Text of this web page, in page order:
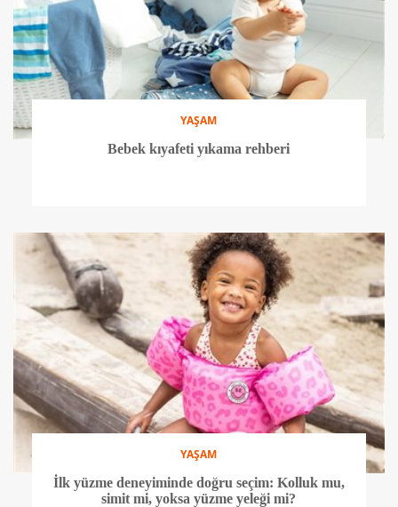
YAŞAM
Bebek kıyafeti yıkama rehberi
YAŞAM
İlk yüzme deneyiminde doğru seçim: Kolluk mu,
simit mi, yoksa yüzme yeleği mi?